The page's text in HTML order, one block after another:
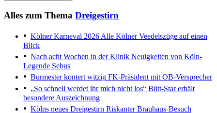
Alles zum Thema Dreigestirn
Kölner Karneval 2026 Alle Kölner Veedelszüge auf einen
Blick
Nach acht Wochen in der Klinik Neuigkeiten von Köln-
Legende Sebus
Burmester kontert witzig FK-Präsident mit OB-Versprecher
„So schnell werdet ihr mich nicht los“ Bütt-Star erhält
besondere Auszeichnung
Kölns neues Dreigestirn Riskanter Brauhaus-Besuch